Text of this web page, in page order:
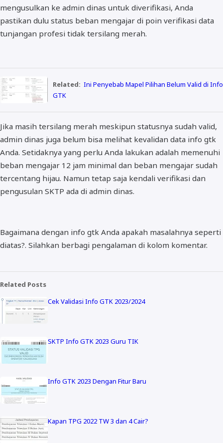
mengusulkan ke admin dinas untuk diverifikasi, Anda
pastikan dulu status beban mengajar di poin verifikasi data
tunjangan profesi tidak tersilang merah.
Related: Ini Penyebab Mapel Pilihan Belum Valid di Info
GTK
Jika masih tersilang merah meskipun statusnya sudah valid,
admin dinas juga belum bisa melihat kevalidan data info gtk
Anda. Setidaknya yang perlu Anda lakukan adalah memenuhi
beban mengajar 12 jam minimal dan beban mengajar sudah
tercentang hijau. Namun tetap saja kendali verifikasi dan
pengusulan SKTP ada di admin dinas.
Bagaimana dengan info gtk Anda apakah masalahnya seperti
diatas?. Silahkan berbagi pengalaman di kolom komentar.
Related Posts
Cek Validasi Info GTK 2023/2024
SKTP Info GTK 2023 Guru TIK
Info GTK 2023 Dengan Fitur Baru
Kapan TPG 2022 TW 3 dan 4 Cair?